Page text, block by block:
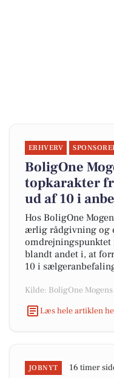
ERHVERV
BoligOne
topkarakter
ud af 10 i
Hos BoligOne
ærlig rådgivning og
blandt andet i, at
10 i
Kilde: BoligOne
Læs hele artiklen
JOBNYT 16 timer